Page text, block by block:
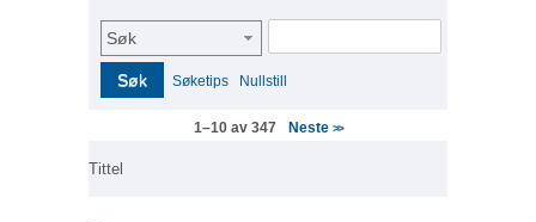
Søk
Søk Søketips Nullstill
1–10 av 347 Neste >>
Tittel